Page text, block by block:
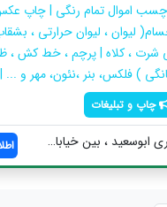
اموال تمام رنگی | چاپ
لیوان ، لیوان حرارتی ،
شرت ، کلاه | پرچم ، خط کش ،
) فلکس، بنر ،نئون، مهر و ...
چاپ و تبلیغات